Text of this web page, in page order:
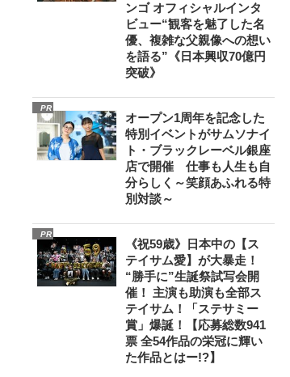
ンゴ オフィシャルインタ
ビュー“観客を魅了した名
優、複雑な父親像への想い
を語る”《日本興収70億円
突破》
PR
オープン1周年を記念した
特別イベントがサムソナイ
ト・ブラックレーベル銀座
店で開催 仕事も人生も自
分らしく～笑顔あふれる特
別対談～
PR
《祝59歳》日本中の【ス
テイサム愛】が大暴走！
“勝手に”生誕祭試写会開
催！ 主演も助演も全部ス
テイサム！「ステサミー
賞」爆誕！【応募総数941
票 全54作品の栄冠に輝い
た作品とはー!?】